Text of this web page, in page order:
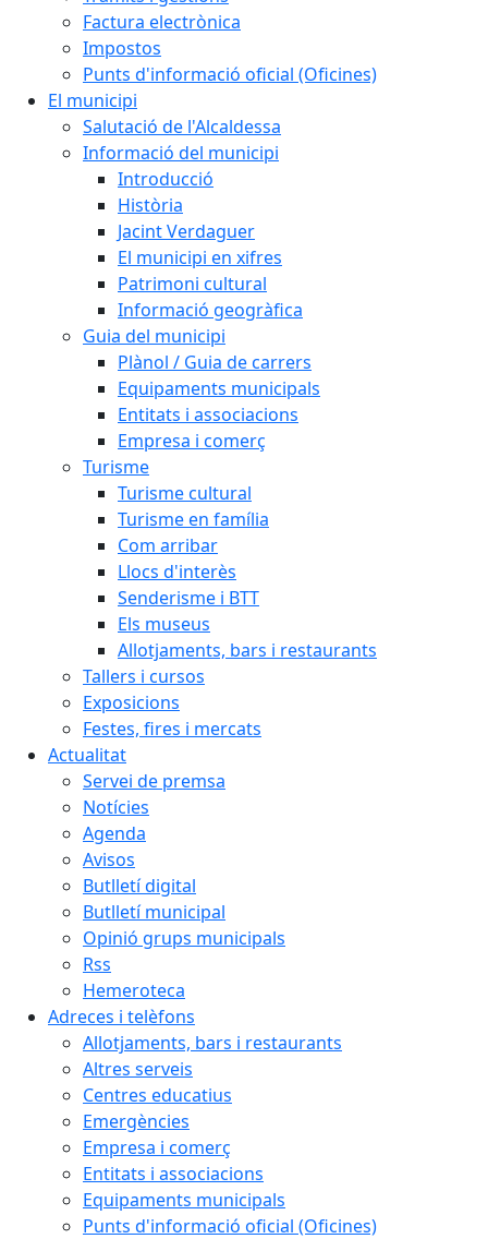
Factura electrònica
Impostos
Punts d'informació oficial (Oficines)
El municipi
Salutació de l'Alcaldessa
Informació del municipi
Introducció
Història
Jacint Verdaguer
El municipi en xifres
Patrimoni cultural
Informació geogràfica
Guia del municipi
Plànol / Guia de carrers
Equipaments municipals
Entitats i associacions
Empresa i comerç
Turisme
Turisme cultural
Turisme en família
Com arribar
Llocs d'interès
Senderisme i BTT
Els museus
Allotjaments, bars i restaurants
Tallers i cursos
Exposicions
Festes, fires i mercats
Actualitat
Servei de premsa
Notícies
Agenda
Avisos
Butlletí digital
Butlletí municipal
Opinió grups municipals
Rss
Hemeroteca
Adreces i telèfons
Allotjaments, bars i restaurants
Altres serveis
Centres educatius
Emergències
Empresa i comerç
Entitats i associacions
Equipaments municipals
Punts d'informació oficial (Oficines)